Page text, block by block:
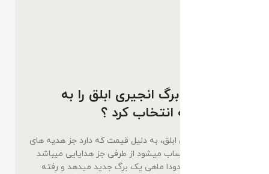
آیا میتوان برگ انجیری ابلق را به
عنوان هدیه انتخاب کرد ؟
خرید گیاه انجیری ابلق، به دلیل قیمت که دارد جز هدیه های
خاص و باارزش حساب میشود از طرفی جز هدایایی میباشد
که رشد گیاهی حدودا ماهی یک برگ جدید میدهد و رفته